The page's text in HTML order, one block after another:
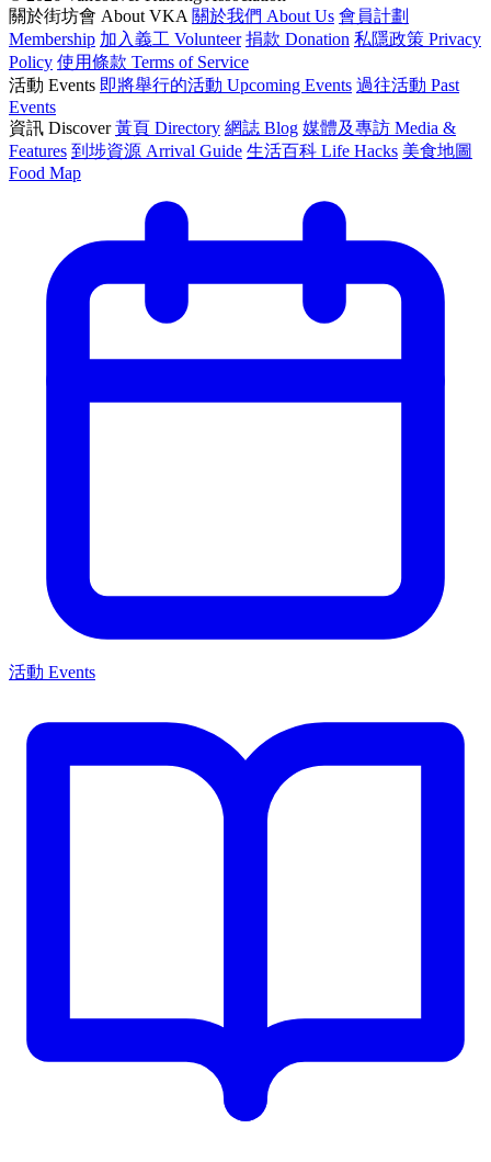
關於街坊會 About VKA 關於我們 About Us 會員計劃
Membership 加入義工 Volunteer 捐款 Donation 私隱政策 Privacy
Policy 使用條款 Terms of Service
活動 Events 即將舉行的活動 Upcoming Events 過往活動 Past
Events
資訊 Discover 黃頁 Directory 網誌 Blog 媒體及專訪 Media &
Features 到埗資源 Arrival Guide 生活百科 Life Hacks 美食地圖
Food Map
活動 Events